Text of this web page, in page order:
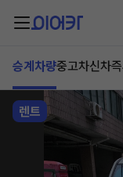
승계차량중고차신차
렌트